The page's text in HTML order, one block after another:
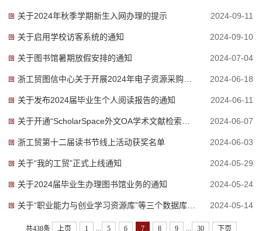
关于2024年秋季学期新生入网办理的提示 2024-09-11
关于启用学校访客系统的通知 2024-09-10
关于图书馆暑期放假安排的通知 2024-07-04
2024-06-18
关于发布2024届毕业生个人阅读报告的通知 2024-06-11
2024-06-07
浙工贸第十二届读书节线上活动获奖名单 2024-06-03
关于“我的工贸”正式上线通知 2024-05-29
关于2024届毕业生办理图书馆业务的通知 2024-05-24
2024-05-14
共438条 上页 1 5 6 7 8 9 30 下页